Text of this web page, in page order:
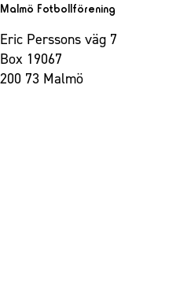
Malmö Fotbollförening
Eric Perssons väg 7
Box 19067
200 73 Malmö